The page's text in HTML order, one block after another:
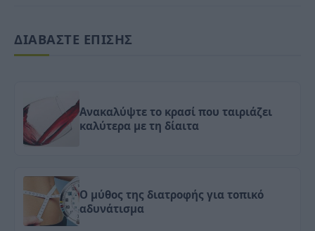
ΔΙΑΒΑΣΤΕ ΕΠΙΣΗΣ
Ανακαλύψτε το κρασί που ταιριάζει
καλύτερα με τη δίαιτα
Ο μύθος της διατροφής για τοπικό
αδυνάτισμα